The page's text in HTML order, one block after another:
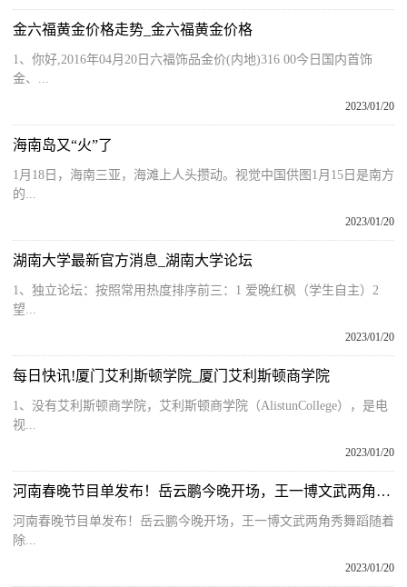
金六福黄金价格走势_金六福黄金价格
1、你好,2016年04月20日六福饰品金价(内地)316 00今日国内首饰
金、...
2023/01/20
海南岛又“火”了
1月18日，海南三亚，海滩上人头攒动。视觉中国供图1月15日是南方
的...
2023/01/20
湖南大学最新官方消息_湖南大学论坛
1、独立论坛：按照常用热度排序前三：1 爱晚红枫（学生自主）2
望...
2023/01/20
每日快讯!厦门艾利斯顿学院_厦门艾利斯顿商学院
1、没有艾利斯顿商学院，艾利斯顿商学院（AlistunCollege），是电
视...
2023/01/20
河南春晚节目单发布！岳云鹏今晚开场，王一博文武两角秀舞蹈
河南春晚节目单发布！岳云鹏今晚开场，王一博文武两角秀舞蹈随着
除...
2023/01/20